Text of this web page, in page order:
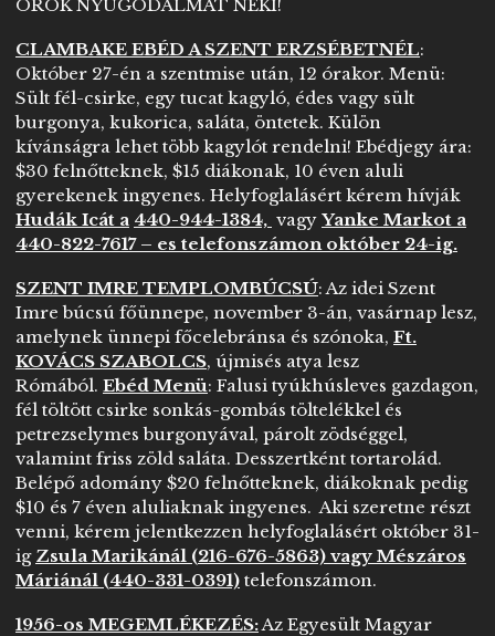
ÖRÖK NYUGODALMAT NEKI!
CLAMBAKE EBÉD A SZENT ERZSÉBETNÉL:
Október 27-én a szentmise után, 12 órakor. Menü:
Sült fél-csirke, egy tucat kagyló, édes vagy sült
burgonya, kukorica, saláta, öntetek. Külön
kívánságra lehet több kagylót rendelni! Ebédjegy ára:
$30 felnőtteknek, $15 diákonak, 10 éven aluli
gyerekenek ingyenes. Helyfoglalásért kérem hívják
Hudák Icát a 440-944-1384, vagy Yanke Markot a
440-822-7617 – es telefonszámon október 24-ig.
SZENT IMRE TEMPLOMBÚCSÚ: Az idei Szent
Imre búcsú főünnepe, november 3-án, vasárnap lesz,
amelynek ünnepi főcelebránsa és szónoka, Ft.
KOVÁCS SZABOLCS, újmisés atya lesz
Rómából. Ebéd Menü: Falusi tyúkhúsleves gazdagon,
fél töltött csirke sonkás-gombás töltelékkel és
petrezselymes burgonyával, párolt zödséggel,
valamint friss zöld saláta. Desszertként tortarolád.
Belépő adomány $20 felnőtteknek, diákoknak pedig
$10 és 7 éven aluliaknak ingyenes. Aki szeretne részt
venni, kérem jelentkezzen helyfoglalásért október 31-
ig Zsula Marikánál (216-676-5863) vagy Mészáros
Máriánál (440-331-0391) telefonszámon.
1956-os MEGEMLÉKEZÉS: Az Egyesült Magyar